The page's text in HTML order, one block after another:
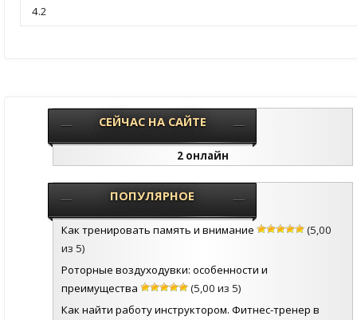
СЕЙЧАС НА САЙТЕ
2 онлайн
ПОПУЛЯРНОЕ
Как тренировать память и внимание
(5,00
из 5)
Роторные воздуходувки: особенности и
преимущества
(5,00 из 5)
Как найти работу инструктором. Фитнес-тренер в